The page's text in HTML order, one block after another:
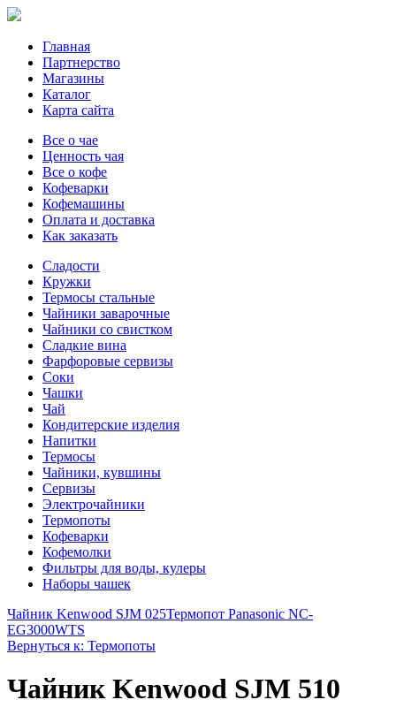
Главная
Партнерство
Магазины
Каталог
Карта сайта
Все о чае
Ценность чая
Все о кофе
Кофеварки
Кофемашины
Оплата и доставка
Как заказать
Сладости
Кружки
Термосы стальные
Чайники заварочные
Чайники со свистком
Сладкие вина
Фарфоровые сервизы
Соки
Чашки
Чай
Кондитерские изделия
Напитки
Термосы
Чайники, кувшины
Сервизы
Электрочайники
Термопоты
Кофеварки
Кофемолки
Фильтры для воды, кулеры
Наборы чашек
Чайник Kenwood SJM 025Термопот Panasonic NC-
EG3000WTS
Вернуться к: Термопоты
Чайник Kenwood SJM 510